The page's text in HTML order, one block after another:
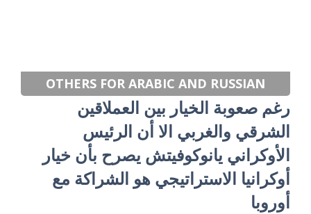
OTHERS FOR ARABIC AND RUSSIAN
رغم صعوبة الخيار بين العملاقين
الشرقي والغربي الا أن الرئيس
الأوكراني يانوكوفيتش يصرح بأن خيار
أوكرانيا الاستراتيجي هو الشراكة مع
أوروبا